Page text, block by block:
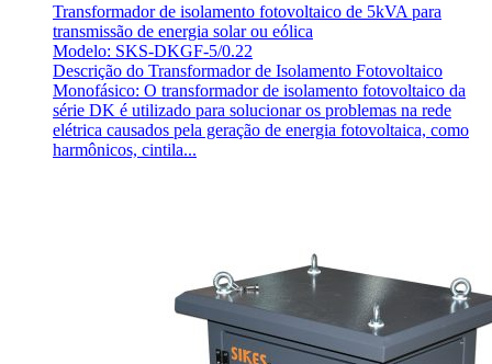
Transformador de isolamento fotovoltaico de 5kVA para
transmissão de energia solar ou eólica
Modelo: SKS-DKGF-5/0.22
Descrição do Transformador de Isolamento Fotovoltaico
Monofásico: O transformador de isolamento fotovoltaico da
série DK é utilizado para solucionar os problemas na rede
elétrica causados pela geração de energia fotovoltaica, como
harmônicos, cintila...